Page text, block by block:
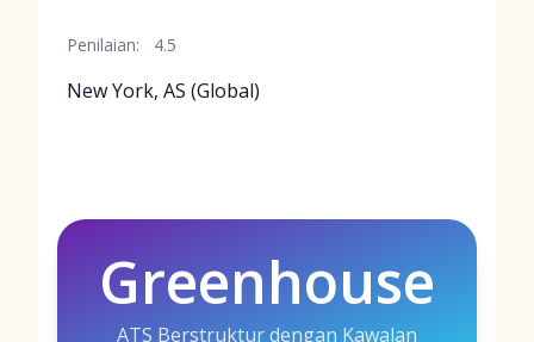
Penilaian: 4.5
New York, AS (Global)
Greenhouse
ATS Berstruktur dengan Kawalan